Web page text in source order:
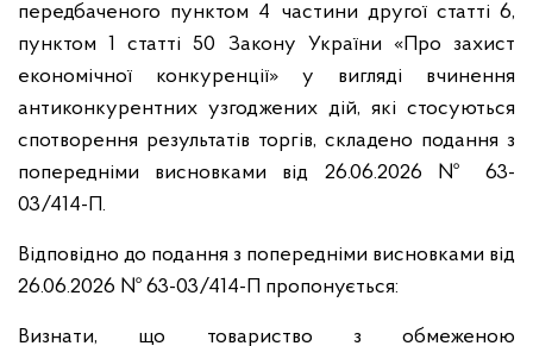
передбаченого пунктом 4 частини другої статті 6,
пунктом 1 статті 50 Закону України «Про захист
економічної конкуренції» у вигляді вчинення
антиконкурентних узгоджених дій, які стосуються
спотворення результатів торгів, складено подання з
попередніми висновками від 26.06.2026 № 63-
03/414-П.
Відповідно до подання з попередніми висновками від
26.06.2026 № 63-03/414-П пропонується:
Визнати, що товариство з обмеженою